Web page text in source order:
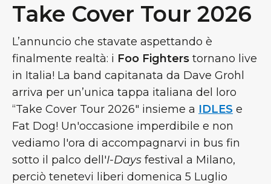
Take Cover Tour 2026
L’annuncio che stavate aspettando è
finalmente realtà: i Foo Fighters tornano live
in Italia! La band capitanata da Dave Grohl
arriva per un’unica tappa italiana del loro
“Take Cover Tour 2026" insieme a IDLES e
Fat Dog! Un'occasione imperdibile e non
vediamo l'ora di accompagnarvi in bus fin
sotto il palco dell'I-Days festival a Milano,
perciò tenetevi liberi domenica 5 Luglio